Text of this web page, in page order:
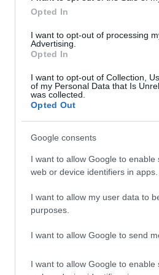
Opted In
I want to opt-out of processing
Advertising.
Opted In
I want to opt-out of Collection,
of my Personal Data that Is
was collected.
Opted Out
Google consents
I want to allow Google to
web or device identifiers in apps.
I want to allow my user data to
purposes.
I want to allow Google to send
I want to allow Google to
amely a